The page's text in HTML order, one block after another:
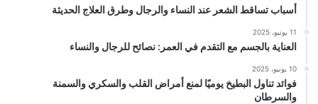
أسباب تساقط الشعر عند النساء والرجال وطرق العلاج الحديثة
11 يونيو، 2025
العناية بالجسم مع التقدم في العمر: نصائح للرجال والنساء
10 يونيو، 2025
فوائد تناول البطيخ يوميًا لمنع أمراض القلب والسكري والسمنة
والسرطان